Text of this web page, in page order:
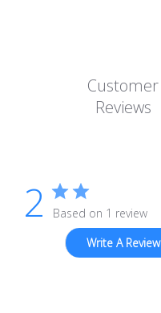
Customer
Reviews
2
Based on 1 review
Write A Review